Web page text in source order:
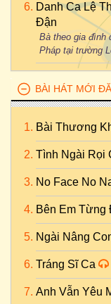
Danh Ca Lệ
Đận
Bà theo gia đình
Pháp tại trường
BÀI HÁT MỚI
Bài Thương
Tình Ngài Rọi
No Face No
Bên Em Từng
Ngài Nâng
Tráng Sĩ Ca
Anh Vẫn Yêu